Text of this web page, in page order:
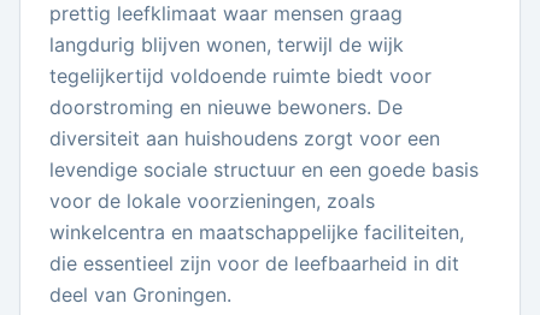
prettig leefklimaat waar mensen graag
langdurig blijven wonen, terwijl de wijk
tegelijkertijd voldoende ruimte biedt voor
doorstroming en nieuwe bewoners. De
diversiteit aan huishoudens zorgt voor een
levendige sociale structuur en een goede basis
voor de lokale voorzieningen, zoals
winkelcentra en maatschappelijke faciliteiten,
die essentieel zijn voor de leefbaarheid in dit
deel van Groningen.